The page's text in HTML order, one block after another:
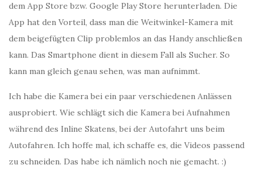
dem App Store bzw. Google Play Store herunterladen. Die
App hat den Vorteil, dass man die Weitwinkel-Kamera mit
dem beigefügten Clip problemlos an das Handy anschließen
kann. Das Smartphone dient in diesem Fall als Sucher. So
kann man gleich genau sehen, was man aufnimmt.
Ich habe die Kamera bei ein paar verschiedenen Anlässen
ausprobiert. Wie schlägt sich die Kamera bei Aufnahmen
während des Inline Skatens, bei der Autofahrt uns beim
Autofahren. Ich hoffe mal, ich schaffe es, die Videos passend
zu schneiden. Das habe ich nämlich noch nie gemacht. :)